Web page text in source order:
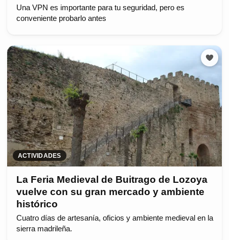
Una VPN es importante para tu seguridad, pero es
conveniente probarlo antes
ACTIVIDADES
La Feria Medieval de Buitrago de Lozoya
vuelve con su gran mercado y ambiente
histórico
Cuatro días de artesanía, oficios y ambiente medieval en la
sierra madrileña.